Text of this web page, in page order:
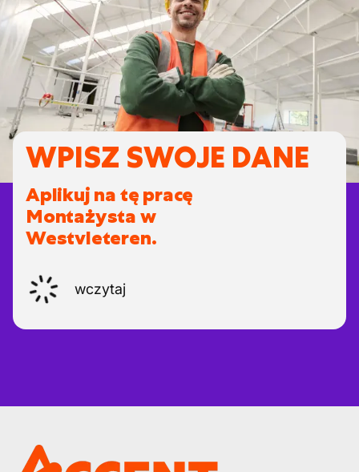
WPISZ SWOJE DANE
Aplikuj na tę pracę
Montażysta w
Westvleteren.
wczytaj